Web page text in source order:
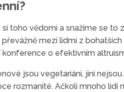
toho vědomi a snažíme se to
mezi lidmi z
o efektivním
jsou vegetariáni, jiní
rozmanité. Ačkoli mnoho lidí